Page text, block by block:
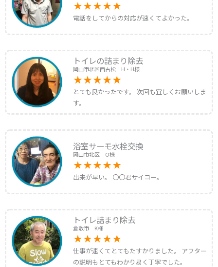
電話をしてからの対応が速くてよかった。
トイレの詰まり除去
岡山市北区西古松 H・H様
とても良かったです。 次回も宜しくお願いしま
す。
浴室サーモ水栓交換
岡山市北区 O様
出来が早い。 〇〇君サイコー。
トイレ詰まり除去
倉敷市 K様
仕事が速くてとてもたすかりました。 アフター
の説明もとてもわかり易く丁寧でした。